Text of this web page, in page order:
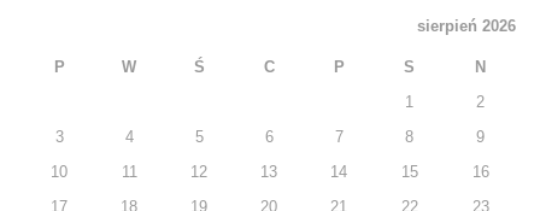
sierpień 2026
P W Ś C P S N
1 2
3 4 5 6 7 8 9
10 11 12 13 14 15 16
17 18 19 20 21 22 23